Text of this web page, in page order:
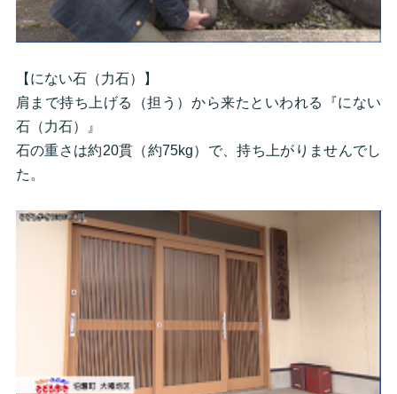
【にない石（力石）】
肩まで持ち上げる（担う）から来たといわれる『にない
石（力石）』
石の重さは約20貫（約75kg）で、持ち上がりませんでし
た。